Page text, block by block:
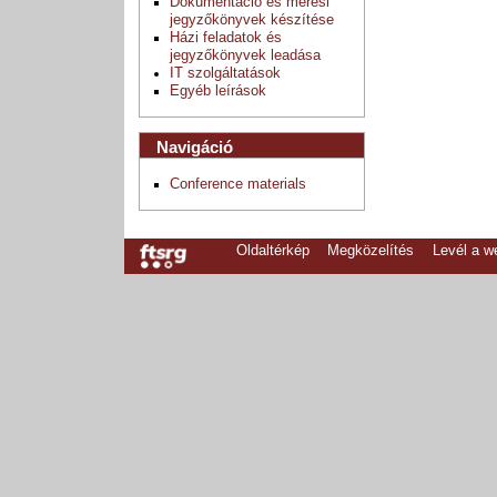
jegyzőkönyvek készítése
Házi feladatok és
jegyzőkönyvek leadása
IT szolgáltatások
Egyéb leírások
Navigáció
Conference materials
Oldaltérkép Megközelítés Levél a